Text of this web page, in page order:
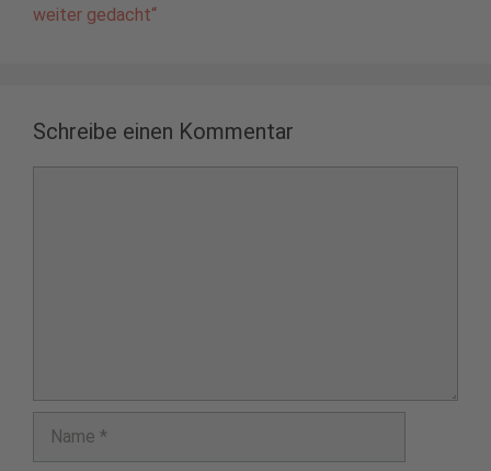
weiter gedacht“
Schreibe einen Kommentar